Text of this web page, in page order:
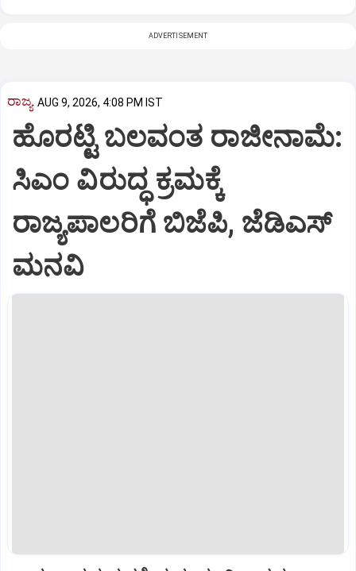
ADVERTISEMENT
ರಾಜ್ಯ AUG 9, 2026, 4:08 PM IST
ಹೊರಟ್ಟಿ ಬಲವಂತ ರಾಜೀನಾಮೆ:
ಸಿಎಂ ವಿರುದ್ಧ ಕ್ರಮಕ್ಕೆ
ರಾಜ್ಯಪಾಲರಿಗೆ ಬಿಜೆಪಿ, ಜೆಡಿಎಸ್
ಮನವಿ